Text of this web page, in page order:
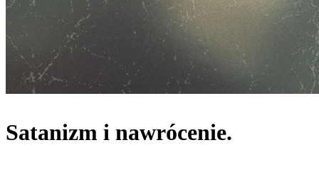
Satanizm i nawrócenie.